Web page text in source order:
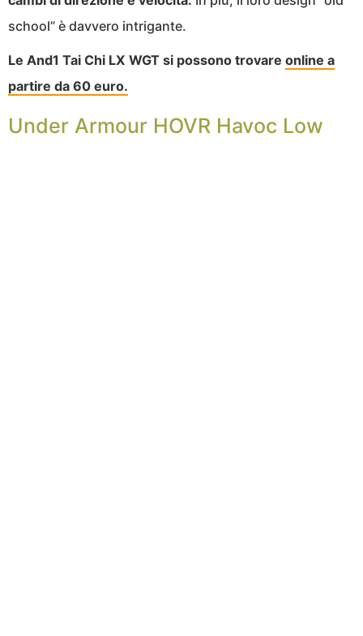
school” è davvero intrigante.
Le And1 Tai Chi LX WGT si possono trovare online a
partire da 60 euro.
Under Armour HOVR Havoc Low